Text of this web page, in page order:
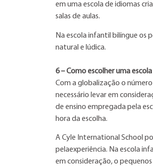
em uma escola de idiomas
salas de aulas.
Na escola infantil bilíngue os
natural e lúdica.
6– Como escolher uma
Com a globalização o
necessário levar em
de ensino empregada pela
hora da escolha.
A Cyle International School
pelaexperiência. Na escola
em consideração, o